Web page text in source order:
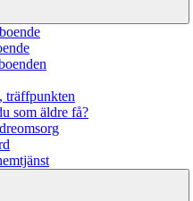
träffpunkten
som äldre få?